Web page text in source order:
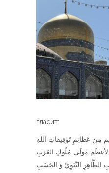
гласит:
مِن عَظائِمِ تَوفِيقاتِ اللهِ
مَولَى مُلُوكِ العَرَبِ
الطَّاهِرِ النَّبَوِيِّ وَ الحَسَبِ